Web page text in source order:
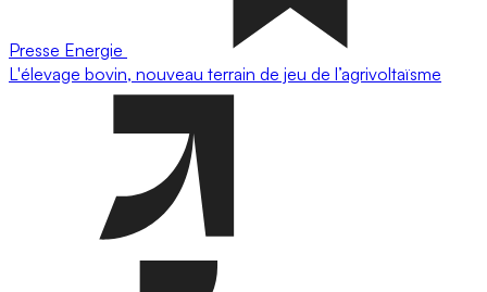
Presse Energie
L'élevage bovin, nouveau terrain de jeu de l’agrivoltaïsme